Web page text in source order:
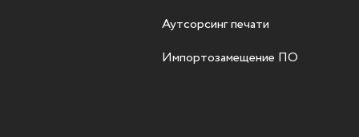
Аутсорсинг печати
Импортозамещение ПО